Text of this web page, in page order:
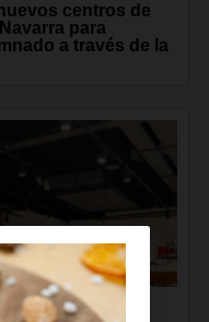
centros de
para
a través de la